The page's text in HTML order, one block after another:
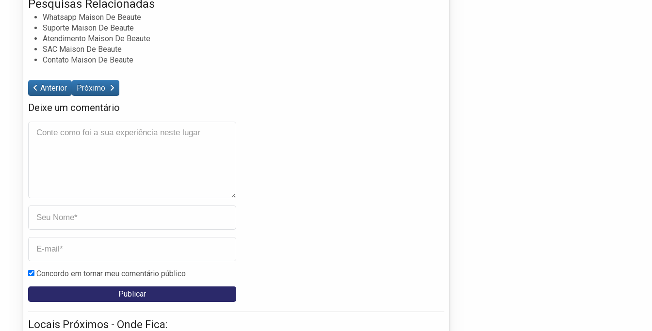
Pesquisas Relacionadas
Whatsapp Maison De Beaute
Suporte Maison De Beaute
Atendimento Maison De Beaute
SAC Maison De Beaute
Contato Maison De Beaute
Anterior Próximo
Deixe um comentário
Concordo em tornar meu comentário público
Locais Próximos - Onde Fica: